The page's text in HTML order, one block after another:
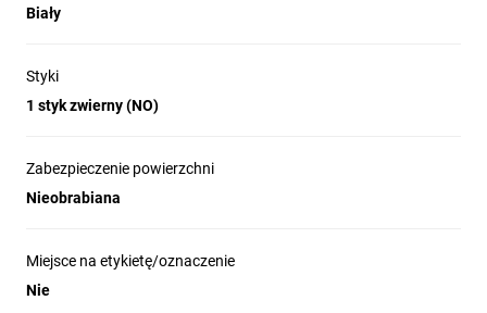
Biały
Styki
1 styk zwierny (NO)
Zabezpieczenie powierzchni
Nieobrabiana
Miejsce na etykietę/oznaczenie
Nie